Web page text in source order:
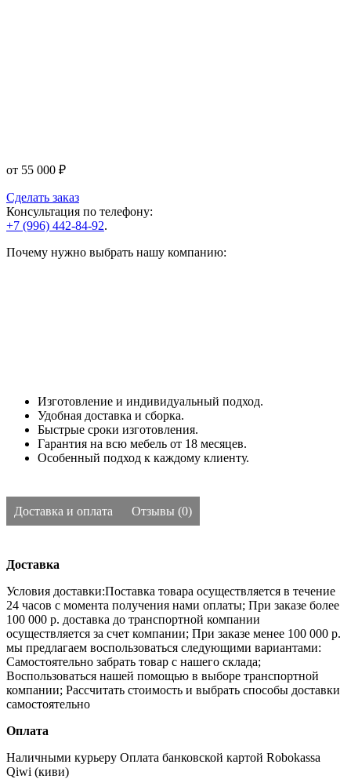
от 55 000 ₽
Сделать заказ
Консультация по телефону:
+7 (996) 442-84-92.
Почему нужно выбрать нашу компанию:
Изготовление и индивидуальный подход.
Удобная доставка и сборка.
Быстрые сроки изготовления.
Гарантия на всю мебель от 18 месяцев.
Особенный подход к каждому клиенту.
Доставка и оплата Отзывы (0)
Доставка
Условия доставки:Поставка товара осуществляется в течение
24 часов с момента получения нами оплаты; При заказе более
100 000 р. доставка до транспортной компании
осуществляется за счет компании; При заказе менее 100 000 р.
мы предлагаем воспользоваться следующими вариантами:
Самостоятельно забрать товар с нашего склада;
Воспользоваться нашей помощью в выборе транспортной
компании; Рассчитать стоимость и выбрать способы доставки
самостоятельно
Оплата
Наличными курьеру Оплата банковской картой Robokassa
Qiwi (киви)